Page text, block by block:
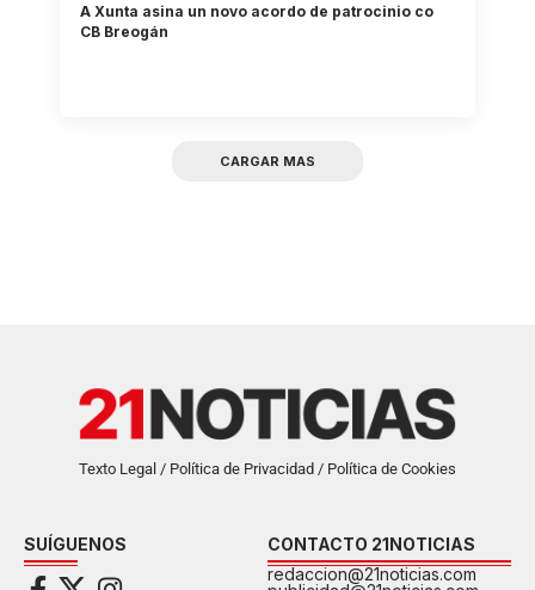
A Xunta asina un novo acordo de patrocinio co
CB Breogán
CARGAR MAS
Texto Legal / Política de Privacidad / Política de Cookies
SUÍGUENOS
CONTACTO 21NOTICIAS
redaccion@21noticias.com